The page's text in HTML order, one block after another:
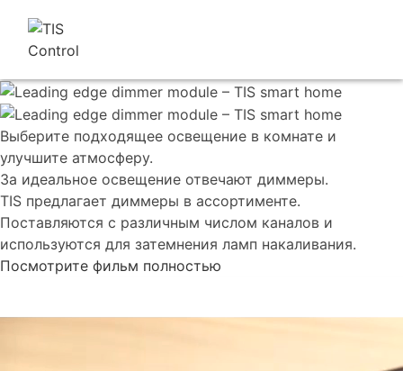
Выберите подходящее освещение в комнате и
улучшите атмосферу.
За идеальное освещение отвечают диммеры.
TIS предлагает диммеры в ассортименте.
Поставляются с различным числом каналов и
используются для затемнения ламп накаливания.
Посмотрите фильм полностью